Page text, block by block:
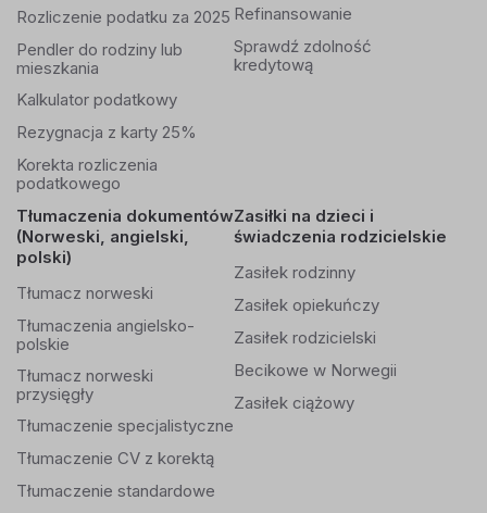
Rozliczenie podatku za 2025
Pendler do rodziny lub
mieszkania
Kalkulator podatkowy
Rezygnacja z karty 25%
Korekta rozliczenia
podatkowego
Refinansowanie
Sprawdź zdolność
kredytową
Tłumaczenia dokumentów
(Norweski, angielski,
polski)
Tłumacz norweski
Tłumaczenia angielsko-
polskie
Tłumacz norweski
przysięgły
Tłumaczenie specjalistyczne
Tłumaczenie CV z korektą
Tłumaczenie standardowe
Zasiłki na dzieci i
świadczenia rodzicielskie
Zasiłek rodzinny
Zasiłek opiekuńczy
Zasiłek rodzicielski
Becikowe w Norwegii
Zasiłek ciążowy